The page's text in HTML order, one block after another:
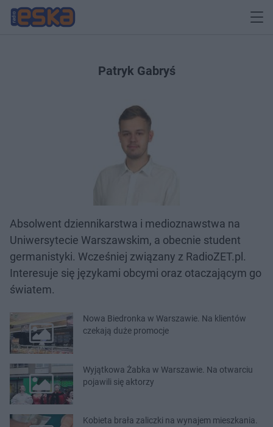
Patryk Gabryś
Absolwent dziennikarstwa i medioznawstwa na
Uniwersytecie Warszawskim, a obecnie student
germanistyki. Wcześniej związany z RadioZET.pl.
Interesuje się językami obcymi oraz otaczającym go
światem.
Nowa Biedronka w Warszawie. Na klientów
czekają duże promocje
Wyjątkowa Żabka w Warszawie. Na otwarciu
pojawili się aktorzy
Kobieta brała zaliczki na wynajem mieszkania.